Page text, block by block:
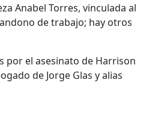
Anabel Torres, vinculada al
de trabajo; hay otros
por el asesinato de Harrison
de Jorge Glas y alias